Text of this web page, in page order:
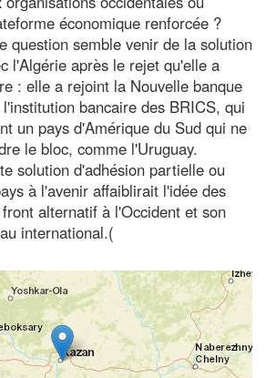
économique renforcée ?
question semble venir de la solution
l'Algérie après le rejet qu'elle a
: elle a rejoint la Nouvelle banque
bancaire des BRICS, qui
un pays d'Amérique du Sud qui ne
le bloc, comme l'Uruguay.
solution d'adhésion partielle ou
à l'avenir affaiblirait l'idée des
alternatif à l'Occident et son
international.(